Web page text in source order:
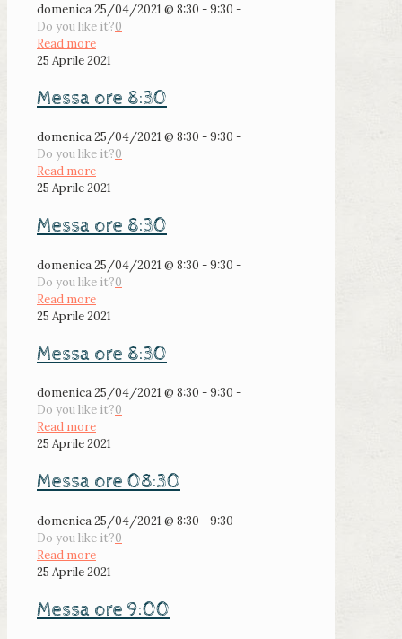
domenica 25/04/2021 @ 8:30 - 9:30 -
Do you like it?0
Read more
25 Aprile 2021
Messa ore 8:30
domenica 25/04/2021 @ 8:30 - 9:30 -
Do you like it?0
Read more
25 Aprile 2021
Messa ore 8:30
domenica 25/04/2021 @ 8:30 - 9:30 -
Do you like it?0
Read more
25 Aprile 2021
Messa ore 8:30
domenica 25/04/2021 @ 8:30 - 9:30 -
Do you like it?0
Read more
25 Aprile 2021
Messa ore 08:30
domenica 25/04/2021 @ 8:30 - 9:30 -
Do you like it?0
Read more
25 Aprile 2021
Messa ore 9:00